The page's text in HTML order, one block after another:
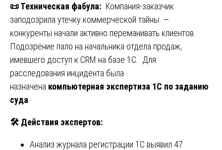
📜Техническая фабула: Компания-заказчик
заподозрила утечку коммерческой тайны —
конкуренты начали активно переманивать клиентов.
Подозрение пало на начальника отдела продаж,
имевшего доступ к CRM на базе 1С. Для
расследования инцидента была
назначена компьютерная экспертиза 1С по заданию
суда
🛠️ Действия экспертов:
Анализ журнала регистрации 1С выявил 47